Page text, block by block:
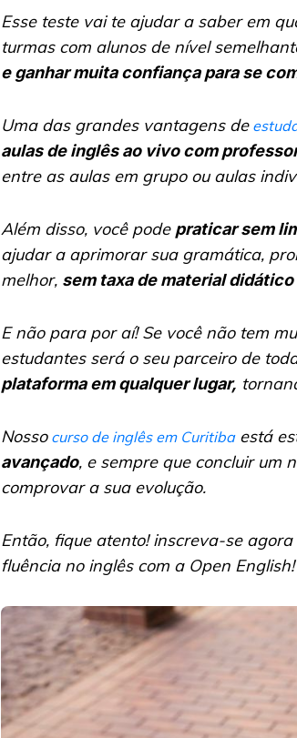
Esse teste vai te ajudar a saber em
turmas com alunos de nível
e ganhar muita confiança para se
Uma das grandes vantagens de
aulas de inglês ao vivo com
entre as aulas em grupo ou aulas
Além disso, você pode praticar sem
ajudar a aprimorar sua gramática,
melhor, sem taxa de material didático
E não para por aí! Se você não tem
estudantes será o seu parceiro de
plataforma em qualquer lugar,
Nosso curso de inglês em Curitibaestá
avançado, e sempre que concluir um
comprovar a sua evolução.
Então, fique atento! inscreva-se
fluência no inglês com a Open English!